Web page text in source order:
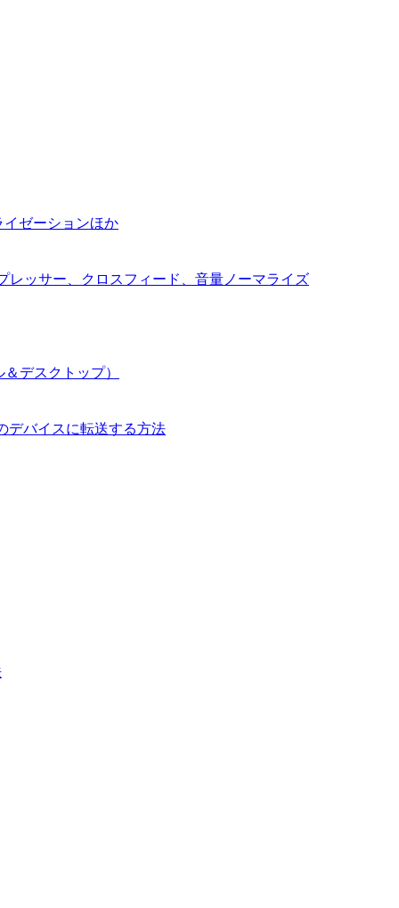
イゼーションほか
レッサー、クロスフィード、音量ノーマライズ
デスクトップ）
デバイスに転送する方法